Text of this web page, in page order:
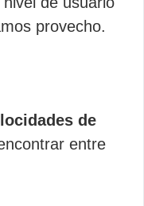
provecho.
de
entre